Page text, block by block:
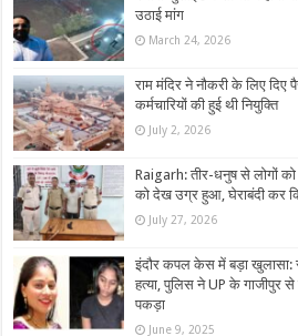
उठाई मांग
March 24, 2026
राम मंदिर ने नौकरी के लिए
कर्मचारियों की हुई थी नियुक्ति
July 2, 2026
Raigarh: तीर-धनुष से लोगों
को देख उग्र हुआ, घेराबंदी कर
July 27, 2026
इंदौर कपल केस में बड़ा खुलासा:
हत्या, पुलिस ने UP के गाजीपुर से
पकड़ा
June 9, 2025